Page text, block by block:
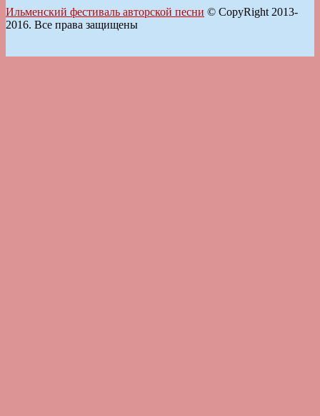
Ильменский фестиваль авторской песни © CopyRight 2013-
2016. Все права защищены